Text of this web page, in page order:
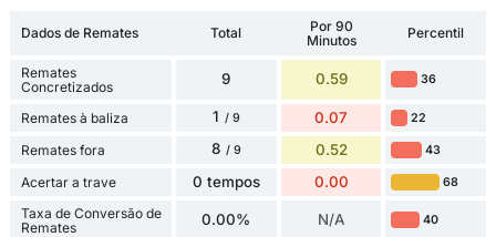
Dados de Remates Total
Por 90
Minutos
Percentil
Remates
Concretizados
9 0.59 36
Remates à baliza 1 / 9 0.07 22
Remates fora 8 / 9 0.52 43
Acertar a trave 0 tempos 0.00 68
Taxa de Conversão de
Remates
0.00% N/A 40